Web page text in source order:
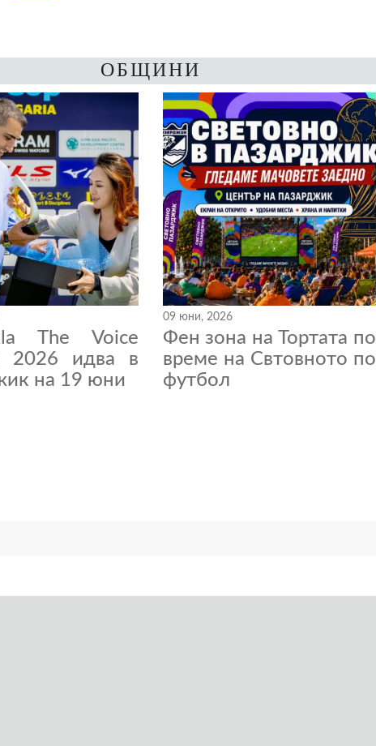
ОБЩИНИ
The Voice
2026 идва в
на 19 юни
09 юни, 2026
Фен зона на Тортата по
време на Свтовното по
футбол